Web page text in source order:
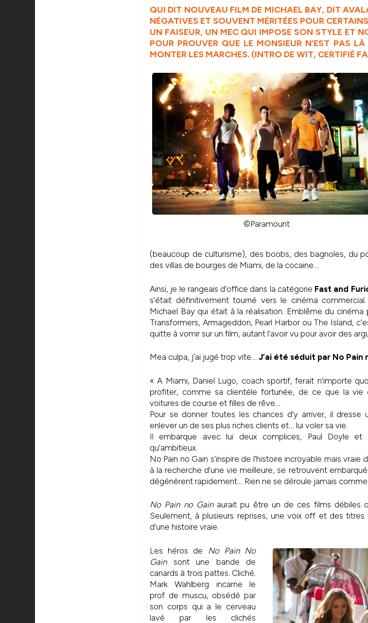
QUI DIT NOUVEAU FILM DE MICHAEL BAY, DIT
NÉGATIVES ET SOUVENT MÉRITÉES POUR
UN FAISEUR, UN MEC QUI IMPOSE SON STYLE ET
POUR PROUVER QUE LE MONSIEUR N’EST PAS
MONTER LES MARCHES. (INTRO DE WIT, CERTIFIÉ
©Paramount
(beaucoup de culturisme), des boobs, des bagnoles, du
des villas de bourges de Miami, de la cocaine…
Ainsi, je le rangeais d’office dans la catégorie Fast and
s’était définitivement tourné vers le cinéma
Michael Bay qui était à la réalisation. Emblême du
Transformers, Armageddon, Pearl Harbor ou The Island,
quitte à vomir sur un film, autant l’avoir vu pour avoir des
Mea culpa, j’ai jugé trop vite… J’ai été séduit par No Pain
« A Miami, Daniel Lugo, coach sportif, ferait n’importe
profiter, comme sa clientèle fortunée, de ce que la vie
voitures de course et filles de rêve…
Pour se donner toutes les chances d’y arriver, il
enlever un de ses plus riches clients et… lui voler sa vie.
Il embarque avec lui deux complices, Paul Doyle et
qu’ambitieux.
No Pain no Gain s’inspire de l’histoire incroyable mais
à la recherche d’une vie meilleure, se retrouvent
dégénèrent rapidement… Rien ne se déroule jamais
No Pain no Gainaurait pu être un de ces films débiles
Seulement, à plusieurs reprises, une voix off et des titres
d’une histoire vraie.
Les héros de No Pain No
Gainsont une bande de
canards à trois pattes. Cliché.
Mark Wahlberg incarne le
prof de muscu, obsédé par
son corps qui a le cerveau
lavé par les clichés